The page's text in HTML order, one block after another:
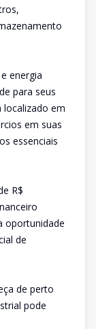
energia
para seus
localizado em
em suas
essenciais
R$
oportunidade
de
de perto
pode